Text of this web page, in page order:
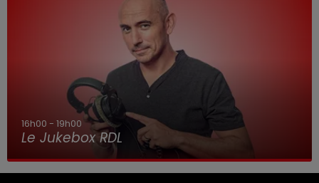
16h00 - 19h00
Le Jukebox RDL